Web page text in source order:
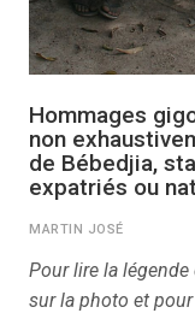
Hommages
non
de Bébedjia,
expatriés ou
MARTIN JOSÉ
Pour lire la
sur la photo et